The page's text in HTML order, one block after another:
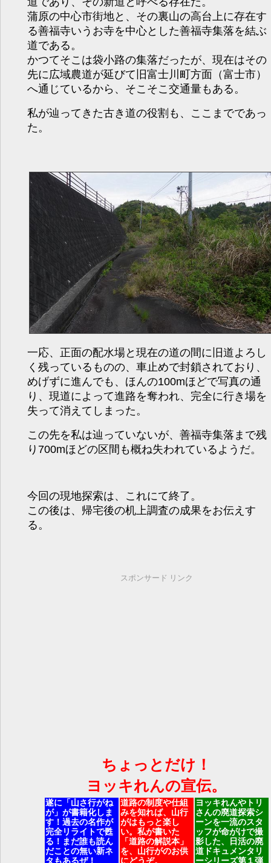
蒲原の中心市街地と、その裏山の高台上に存在す
る善福寺いうお寺を中心とした善福寺集落を結ぶ
道である。
かつてそこは袋小路の集落だったが、現在はその
先に広域農道が延びて旧富士川町方面（富士市）
へ通じているから、そこそこ交通量もある。
私が辿ってきた古き道の役割も、ここまでであっ
た。
一応、正面の配水場と現在の道の間に旧道よろし
く残っているものの、車止めで封鎖されており、
めげずに進んでも、ほんの100mほどで写真の通
り、現道によって進路を奪われ、完全に行き場を
失って消えてしまった。
この先を私は辿っていないが、善福寺集落まで残
り700mほどの区間も概ね失われているようだ。
今回の現地探索は、これにて終了。
この後は、帰宅後の机上調査の成果をお伝えす
る。
スポンサード リンク
ちょっとだけ！
ヨッキれんの宣伝。
遂に「山さ行がね
が」が書籍化しま
す！過去の名作が
完全リライトで甦
る！まだ誰も読ん
だことの無い新ネ
タもあるぜ！
道路の制度や仕組
みを知れば、山行
がはもっと楽し
い。私が書いた
「道路の解説本」
を、山行がのお供
にどうぞ。
ヨッキれんやトリ
さんの廃道探索シ
ーンを一流のスタ
ッフが命がけで撮
影した、日活の廃
道ドキュメンタリ
ーシリーズ第１弾